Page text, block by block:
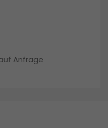
Anfrage